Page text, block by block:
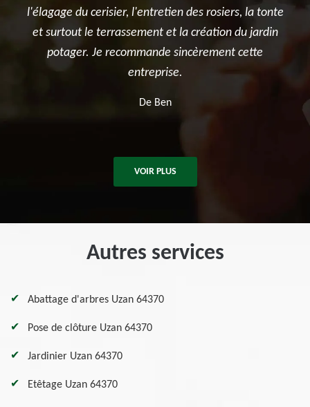
rosiers, la tonte
création du jardin
cette
réalisé avec sérieux et
été ponctuelle, efficace et a laissé le
après les travaux. Je recommande
pour tous vos besoins en élagage et
VOIR PLUS
Autres services
Abattage d'arbres Uzan 64370
Pose de clôture Uzan 64370
Jardinier Uzan 64370
Etêtage Uzan 64370